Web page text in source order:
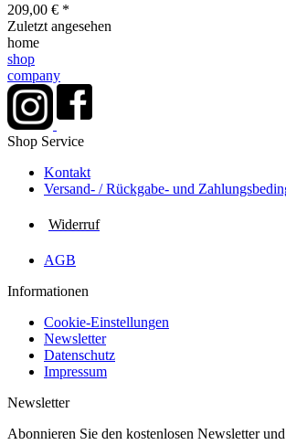
209,00 € *
Zuletzt angesehen
home
shop
company
Shop Service
Kontakt
Versand- / Rückgabe- und
Widerruf
AGB
Informationen
Cookie-Einstellungen
Newsletter
Datenschutz
Impressum
Newsletter
Abonnieren Sie den kostenlosen Newsletter